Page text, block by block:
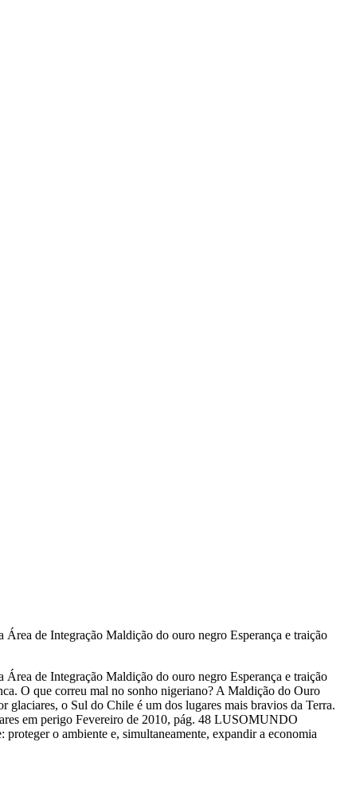
de Integração Maldição do ouro negro Esperança e traição
de Integração Maldição do ouro negro Esperança e traição
O que correu mal no sonho nigeriano? A Maldição do Ouro
o Sul do Chile é um dos lugares mais bravios da Terra.
em perigo Fevereiro de 2010, pág. 48 LUSOMUNDO
o ambiente e, simultaneamente, expandir a economia